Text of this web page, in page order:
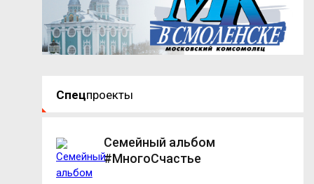
Спецпроекты
Семейный альбом
#МногоСчастье